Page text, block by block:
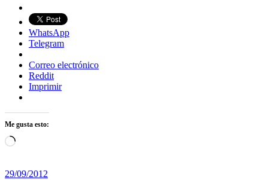
WhatsApp
Telegram
Correo electrónico
Reddit
Imprimir
Me gusta esto:
Cargando...
29/09/2012